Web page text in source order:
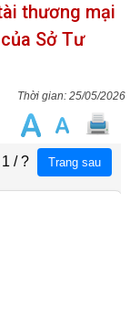
thương mại
Sở Tư
25/05/2026